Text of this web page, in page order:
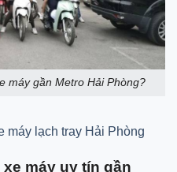
máy gần Metro Hải Phòng?
máy lạch tray Hải Phòng
máy uy tín gần